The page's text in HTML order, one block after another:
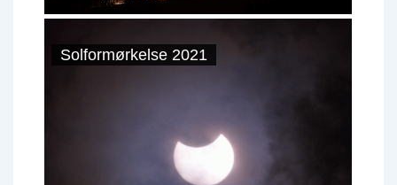
Solformørkelse 2021